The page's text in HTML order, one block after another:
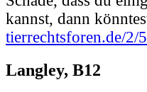
kannst, dann
tierrechtsforen.de/2/
Langley, B12